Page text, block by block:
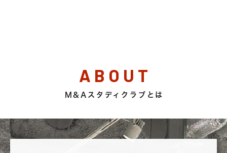
ABOUT
M&Aスタディクラブとは